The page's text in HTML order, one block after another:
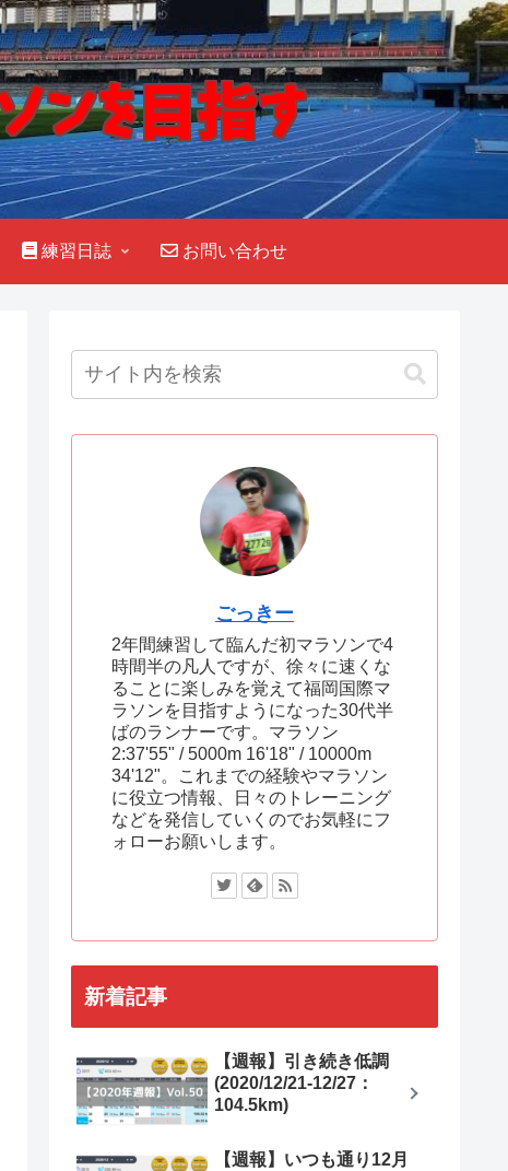
練習日誌 お問い合わせ
ごっきー
2年間練習して臨んだ初マラソンで4
時間半の凡人ですが、徐々に速くな
ることに楽しみを覚えて福岡国際マ
ラソンを目指すようになった30代半
ばのランナーです。マラソン
2:37'55" / 5000m 16'18" / 10000m
34'12"。これまでの経験やマラソン
に役立つ情報、日々のトレーニング
などを発信していくのでお気軽にフ
ォローお願いします。
新着記事
【週報】引き続き低調
(2020/12/21-12/27：
104.5km)
【週報】いつも通り12月